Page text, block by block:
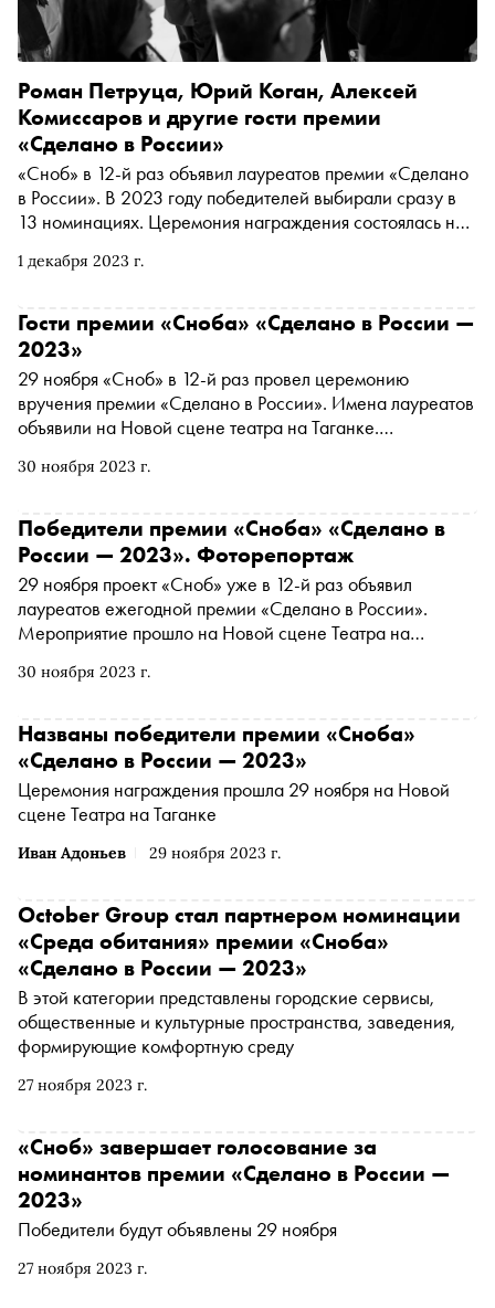
1 декабря 2023 г.
Роман Петруца, Юрий Коган, Алексей
Комиссаров и другие гости премии
«Сделано в России»
«Сноб» в 12-й раз объявил лауреатов премии «Сделано
в России». В 2023 году победителей выбирали сразу в
13 номинациях. Церемония награждения состоялась на
гостей вечера ответить на вопрос: «Чем происходящим в
30 ноября 2023 г.
Гости премии «Сноба» «Сделано в России —
2023»
29 ноября «Сноб» в 12-й раз провел церемонию
вручения премии «Сделано в России». Имена лауреатов
объявили на Новой сцене театра на Таганке.
гости вечера
30 ноября 2023 г.
Победители премии «Сноба» «Сделано в
России — 2023». Фоторепортаж
29 ноября проект «Сноб» уже в 12-й раз объявил
лауреатов ежегодной премии «Сделано в России».
Мероприятие прошло на Новой сцене Театра на
Иван Адоньев 29 ноября 2023 г.
Названы победители премии «Сноба»
«Сделано в России — 2023»
Церемония награждения прошла 29 ноября на Новой
сцене Театра на Таганке
27 ноября 2023 г.
October Group стал партнером номинации
«Среда обитания» премии «Сноба»
«Сделано в России — 2023»
В этой категории представлены городские сервисы,
общественные и культурные пространства, заведения,
формирующие комфортную среду
27 ноября 2023 г.
«Сноб» завершает голосование за
номинантов премии «Сделано в России —
2023»
Победители будут объявлены 29 ноября